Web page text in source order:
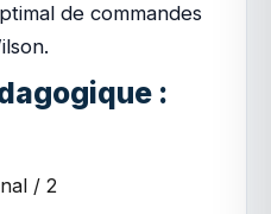
de commandes
:
/ 2